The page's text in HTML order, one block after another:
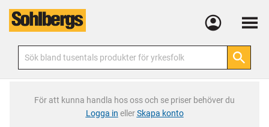
Meny
För att kunna handla hos oss och se priser behöver du
Logga in ellerSkapa konto